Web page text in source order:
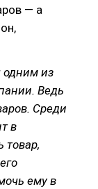
— а
одним из
Ведь
Среди
в
товар,
ему в